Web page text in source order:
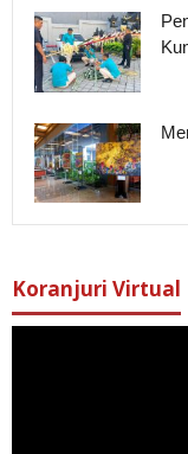
Koranjuri Virtual